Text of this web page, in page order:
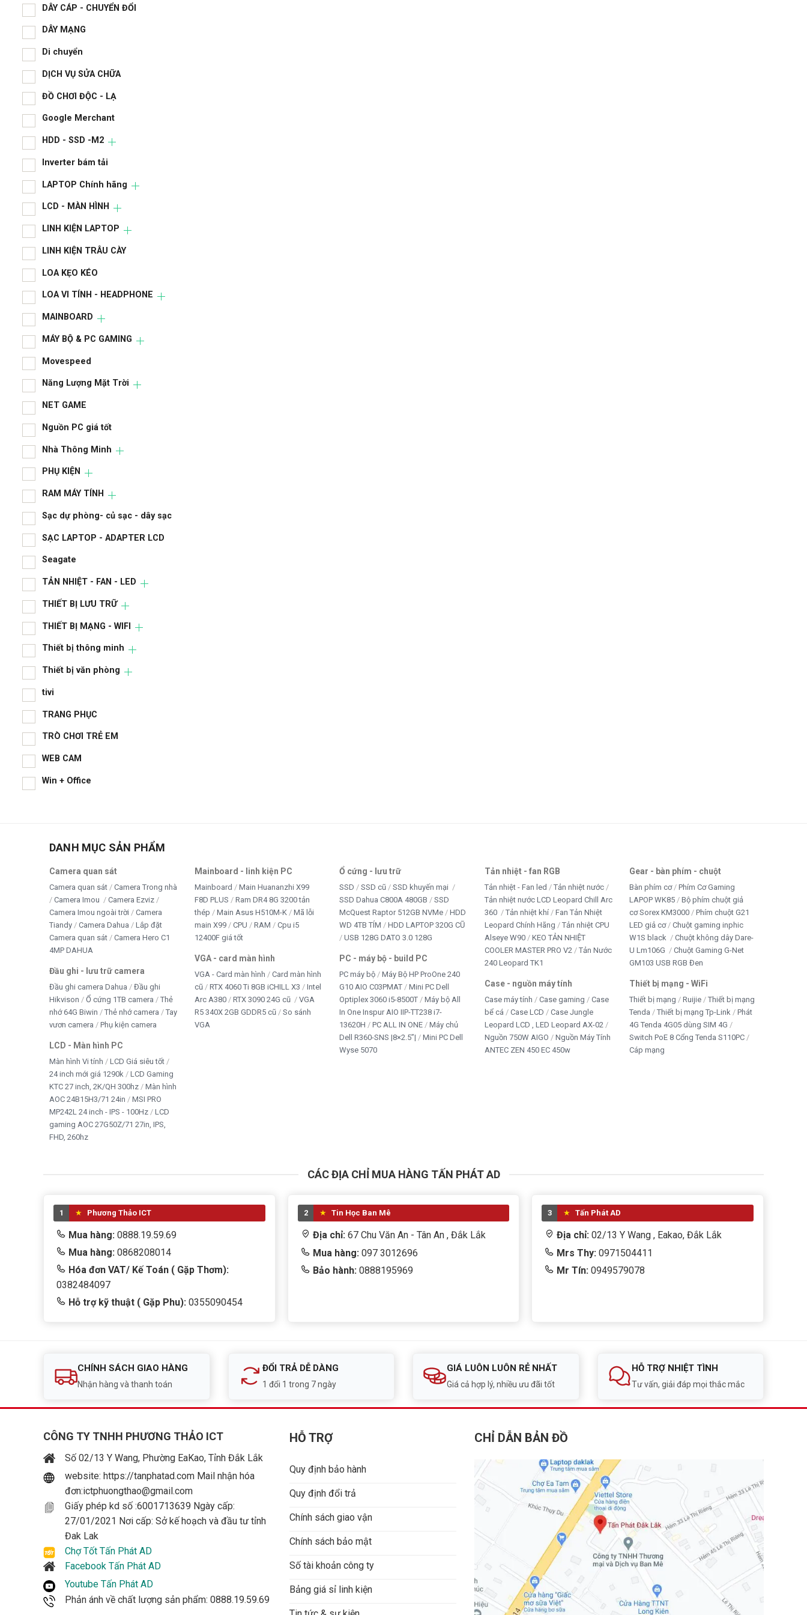
DÂY CÁP - CHUYỂN ĐỔI
DÂY MẠNG
Di chuyển
DỊCH VỤ SỬA CHỮA
ĐỒ CHƠI ĐỘC - LẠ
Google Merchant
HDD - SSD -M2
Inverter bám tải
LAPTOP Chính hãng
LCD - MÀN HÌNH
LINH KIỆN LAPTOP
LINH KIỆN TRÂU CÀY
LOA KẸO KÉO
LOA VI TÍNH - HEADPHONE
MAINBOARD
MÁY BỘ & PC GAMING
Movespeed
Năng Lượng Mặt Trời
NET GAME
Nguồn PC giá tốt
Nhà Thông Minh
PHỤ KIỆN
RAM MÁY TÍNH
Sạc dự phòng- củ sạc - dây sạc
SẠC LAPTOP - ADAPTER LCD
Seagate
TẢN NHIỆT - FAN - LED
THIẾT BỊ LƯU TRỮ
THIẾT BỊ MẠNG - WIFI
Thiết bị thông minh
Thiết bị văn phòng
tivi
TRANG PHỤC
TRÒ CHƠI TRẺ EM
WEB CAM
Win + Office
TRÒ CHƠI TRẺ EM
WEB CAM
DANH MỤC SẢN PHẨM
Camera quan sát
Camera quan sát
Camera Trong nhà
Camera Imou
Camera Ezviz
Camera Imou ngoài trời
Camera
Tiandy
Camera Dahua
Lắp đặt
Camera quan sát
Camera Hero C1
4MP DAHUA
Đầu ghi - lưu trữ camera
Đầu ghi camera Dahua
Đầu ghi
Hikvison
Ổ cứng 1TB camera
Thẻ
nhớ 64G Biwin
Thẻ nhớ camera
Tay
vươn camera
Phụ kiện camera
LCD - Màn hình PC
Màn hình Vi tính
LCD Giá siêu tốt
24 inch mới giá 1290k
LCD Gaming
KTC 27 inch, 2K/QH 300hz
Màn hình
AOC 24B15H3/71 24in
MSI PRO
MP242L 24 inch - IPS - 100Hz
LCD
gaming AOC 27G50Z/71 27in, IPS,
FHD, 260hz
Mainboard - linh kiện PC
Mainboard
Main Huananzhi X99
F8D PLUS
Ram DR4 8G 3200 tản
thép
Main Asus H510M-K
Mã lỗi
main X99
CPU RAM
Cpu i5
12400F giá tốt
VGA - card màn hình
VGA - Card màn hình
Card màn hình
cũ
RTX 4060 Ti 8GB iCHILL X3
Intel
Arc A380
RTX 3090 24G cũ
VGA
R5 340X 2GB GDDR5 cũ
So sánh
VGA
Ổ cứng - lưu trữ
SSD SSD cũ
SSD khuyến mại
SSD Dahua C800A 480GB
SSD
McQuest Raptor 512GB NVMe
HDD
WD 4TB TÍM
HDD LAPTOP 320G CŨ
USB 128G DATO 3.0 128G
PC - máy bộ - build PC
PC máy bộ
Máy Bộ HP ProOne 240
G10 AIO C03PMAT
Mini PC Dell
Optiplex 3060 i5-8500T
Máy bộ All
In One Inspur AIO IIP-TT238 i7-
13620H
PC ALL IN ONE
Máy chủ
Dell R360-SNS |8×2.5”|
Mini PC Dell
Wyse 5070
Tản nhiệt - fan RGB
Tản nhiệt - Fan led
Tản nhiệt nước
Tản nhiệt nước LCD Leopard Chill Arc
360
Tản nhiệt khí
Fan Tản Nhiệt
Leopard Chính Hãng
Tản nhiệt CPU
Alseye W90
KEO TẢN NHIỆT
COOLER MASTER PRO V2
Tản Nước
240 Leopard TK1
Case - nguồn máy tính
Case máy tính Case gaming
Case
bể cá
Case LCD
Case Jungle
Leopard LCD , LED Leopard AX-02
Nguồn 750W AIGO
Nguồn Máy Tính
ANTEC ZEN 450 EC 450w
Gear - bàn phím - chuột
Bàn phím cơ
Phím Cơ Gaming
LAPOP WK85
Bộ phím chuột giả
cơ Sorex KM3000
Phím chuột G21
LED giả cơ
Chuột gaming inphic
W1S black
Chuột không dây Dare-
U Lm106G
Chuột Gaming G-Net
GM103 USB RGB Đen
Thiết bị mạng - WiFi
Thiết bị mạng Ruijie
Thiết bị mạng
Tenda
Thiết bị mạng Tp-Link
Phát
4G Tenda 4G05 dùng SIM 4G
Switch PoE 8 Cổng Tenda S110PC
Cáp mạng
CÁC ĐỊA CHỈ MUA HÀNG TẤN PHÁT AD
1 Phương Thảo ICT
Mua hàng: 0888.19.59.69
Mua hàng: 0868208014
Hóa đơn VAT/ Kế Toán ( Gặp Thơm):
0382484097
Hỗ trợ kỹ thuật ( Gặp Phu): 0355090454
2 Tin Học Ban Mê
Địa chỉ: 67 Chu Văn An - Tân An , Đắk Lắk
Mua hàng: 097 3012696
Bảo hành: 0888195969
3 Tấn Phát AD
Địa chỉ:02/13 Y Wang , Eakao, Đắk Lắk
Mrs Thy: 0971504411
Mr Tín: 0949579078
CHÍNH SÁCH GIAO HÀNG
Nhận hàng và thanh toán
ĐỔI TRẢ DỄ DÀNG
1 đổi 1 trong 7 ngày
GIÁ LUÔN LUÔN RẺ NHẤT
Giá cả hợp lý, nhiều ưu đãi tốt
HỖ TRỢ NHIỆT TÌNH
Tư vấn, giải đáp mọi thắc mắc
CÔNG TY TNHH PHƯƠNG THẢO ICT
Số 02/13 Y Wang, Phường EaKao, Tỉnh Đắk Lắk
website: https://tanphatad.com Mail nhận hóa
đơn:ictphuongthao@gmail.com
Giấy phép kd số :6001713639 Ngày cấp:
27/01/2021 Nơi cấp: Sở kế hoạch và đầu tư tỉnh
Đak Lak
Chợ Tốt Tấn Phát AD
Facebook Tấn Phát AD
Youtube Tấn Phát AD
Phản ánh về chất lượng sản phẩm: 0888.19.59.69
HỖ TRỢ
Quy định bảo hành
Quy định đổi trả
Chính sách giao vận
Chính sách bảo mật
Số tài khoản công ty
Bảng giá sỉ linh kiện
CHỈ DẪN BẢN ĐỒ